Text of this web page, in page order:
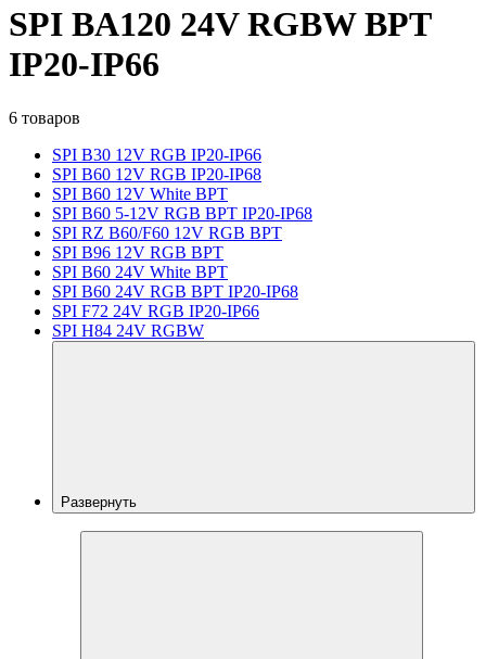
SPI BA120 24V RGBW BPT
IP20-IP66
6 товаров
SPI B30 12V RGB IP20-IP66
SPI B60 12V RGB IP20-IP68
SPI B60 12V White BPT
SPI B60 5-12V RGB BPT IP20-IP68
SPI RZ B60/F60 12V RGB BPT
SPI B96 12V RGB BPT
SPI B60 24V White BPT
SPI B60 24V RGB BPT IP20-IP68
SPI F72 24V RGB IP20-IP66
SPI H84 24V RGBW
Развернуть